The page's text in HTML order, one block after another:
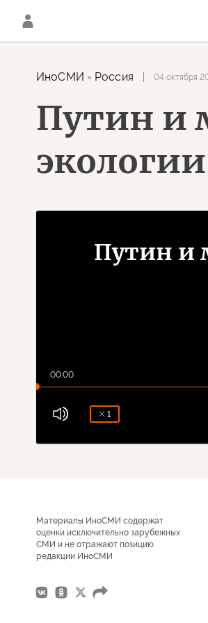
ИноСМИ Россия 04 октября
Путин и
Путин и
00:00
1
Материалы ИноСМИ содержат
оценки исключительно зарубежных
СМИ и не отражают позицию
редакции ИноСМИ